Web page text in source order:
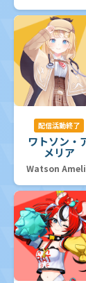
配信活動終了
ワトソン・
メリア
Watson